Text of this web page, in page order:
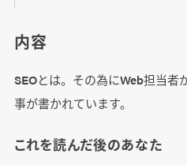
内容
SEOとは。その為にWeb担当者
事が書かれています。
これを読んだ後のあなた